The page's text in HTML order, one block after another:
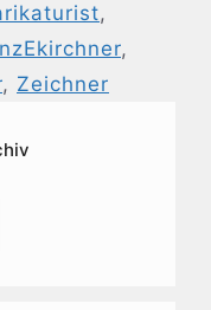
,
,
, Zeichner